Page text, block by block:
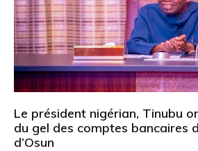
Le président nigérian, Tinubu
du gel des comptes bancaires
d’Osun